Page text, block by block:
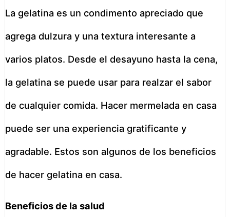
La gelatina es un condimento apreciado que
agrega dulzura y una textura interesante a
varios platos. Desde el desayuno hasta la cena,
la gelatina se puede usar para realzar el sabor
de cualquier comida. Hacer mermelada en casa
puede ser una experiencia gratificante y
agradable. Estos son algunos de los beneficios
de hacer gelatina en casa.
Beneficios de la salud